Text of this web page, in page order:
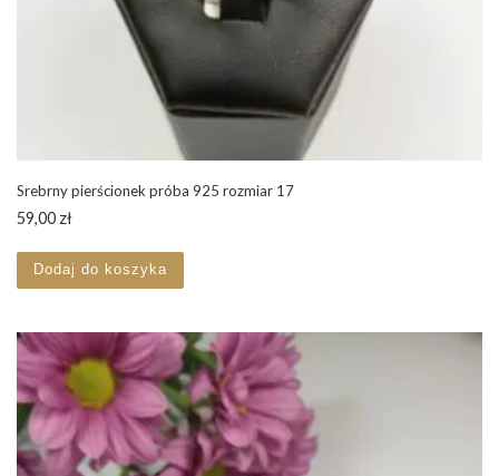
Srebrny pierścionek próba 925 rozmiar 17
59,00 zł
Dodaj do koszyka